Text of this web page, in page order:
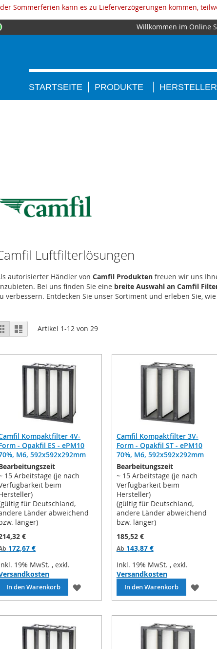
Sommerferien kann es zu Lieferverzögerungen kommen,
Willkommen im Online
STARTSEITE PRODUKTE HERSTELLER
Luftfilterlösungen
autorisierter Händler vonCamfil Produkten freuen wir uns
Bei uns finden Sie eine breite Auswahl an Camfil
verbessern. Entdecken Sie unser Sortiment und erleben Sie,
Anzeigen
als
Liste ListeArtikel 1-12 von29
Kompaktfilter 4V-
- Opakfil ES - ePM10
M6, 592x592x292mm
15 Arbeitstage (je nach
beim
für Deutschland,
Länder abweichend
länger)
€
172,67 €
19% MwSt. , exkl.
In den Warenkorb
ZUR
WUNSCHLISTE
Camfil Kompaktfilter 3V-
Form - Opakfil ST - ePM10
70%, M6, 592x592x292mm
Bearbeitungszeit
~ 15 Arbeitstage (je nach
Verfügbarkeit beim
Hersteller)
(gültig für Deutschland,
andere Länder abweichend
bzw. länger)
185,52 €
Ab 143,87 €
Inkl. 19% MwSt. , exkl.
Versandkosten
In den Warenkorb
ZUR